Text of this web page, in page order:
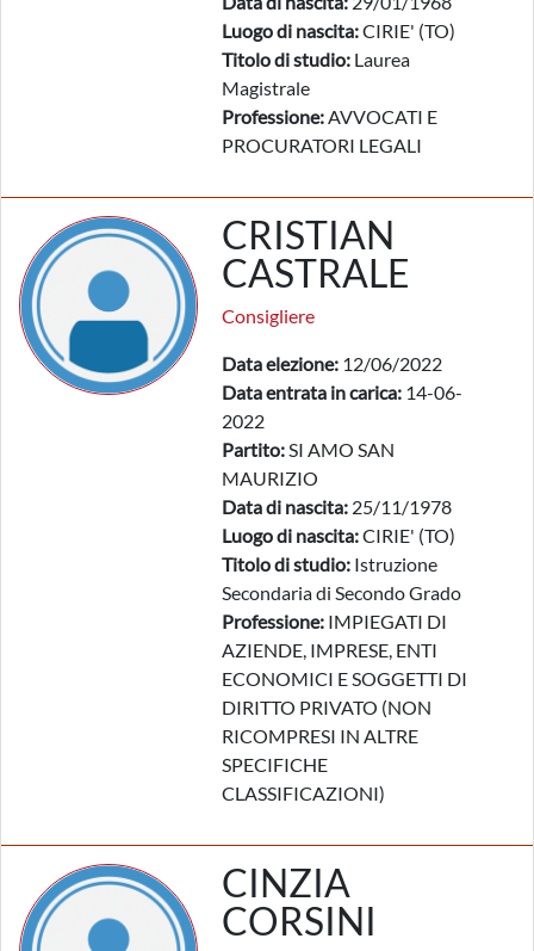
Luogo di nascita:CIRIE' (TO)
Titolo di studio: Laurea
Magistrale
Professione:AVVOCATI E
PROCURATORI LEGALI
CRISTIAN
CASTRALE
Consigliere
Data elezione: 12/06/2022
Data entrata in carica: 14-06-
2022
Partito:SI AMO SAN
MAURIZIO
Data di nascita: 25/11/1978
Luogo di nascita:CIRIE' (TO)
Titolo di studio: Istruzione
Secondaria di Secondo Grado
Professione: IMPIEGATI DI
AZIENDE, IMPRESE, ENTI
ECONOMICI E SOGGETTI DI
DIRITTO PRIVATO (NON
RICOMPRESI IN ALTRE
SPECIFICHE
CLASSIFICAZIONI)
CINZIA
CORSINI